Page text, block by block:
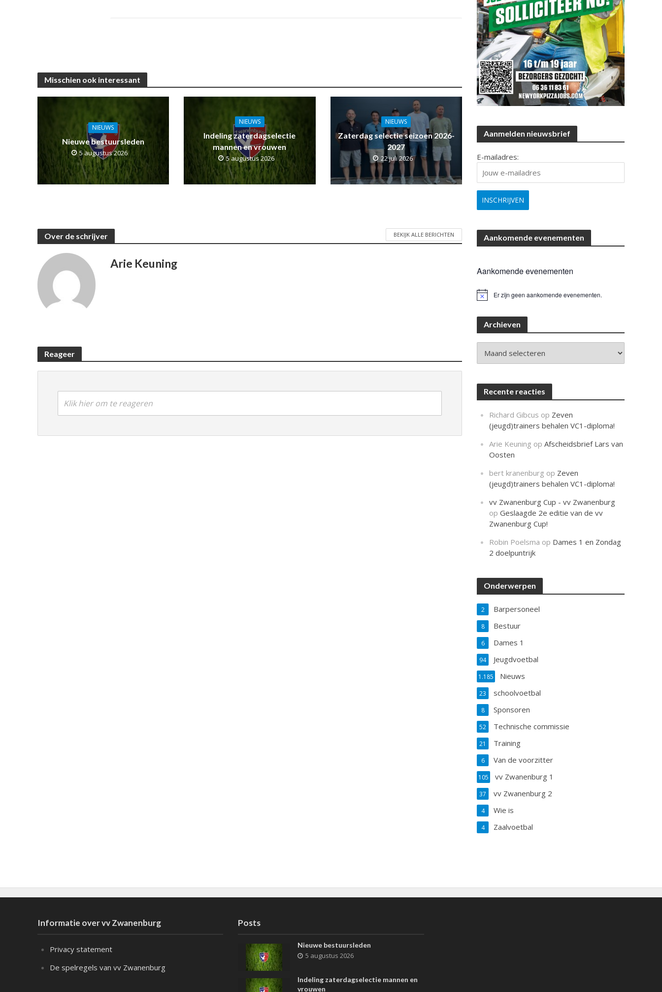
Misschien ook interessant
NIEUWS
Nieuwe bestuursleden
5 augustus 2026
NIEUWS
Indeling zaterdagselectie
mannen en vrouwen
5 augustus 2026
NIEUWS
Zaterdag selectie seizoen 2026-
2027
22 juli 2026
Over de schrijver BEKIJK ALLE BERICHTEN
Arie Keuning
Reageer
Klik hier om te reageren
Aanmelden nieuwsbrief
E-mailadres:
Aankomende evenementen
Aankomende evenementen
B
t
Er zijn geen aankomende evenementen.
Archieven
Recente reacties
Richard Gibcus op Zeven
(jeugd)trainers behalen VC1-diploma!
Arie Keuning opAfscheidsbrief Lars van
Oosten
bert kranenburg op Zeven
(jeugd)trainers behalen VC1-diploma!
vv Zwanenburg Cup - vv Zwanenburg
opGeslaagde 2e editie van de vv
Zwanenburg Cup!
Robin Poelsma op Dames 1 en Zondag
2 doelpuntrijk
Onderwerpen
Barpersoneel
2
Bestuur
8
Dames 1
6
Jeugdvoetbal
94
Nieuws
1.185
schoolvoetbal
23
Sponsoren
8
Technische commissie
52
Training
21
Van de voorzitter
6
vv Zwanenburg 1
105
vv Zwanenburg 2
37
Wie is
4
Zaalvoetbal
4
Informatie over vv Zwanenburg
Privacy statement
De spelregels van vv Zwanenburg
Posts
Nieuwe bestuursleden
5 augustus 2026
Indeling zaterdagselectie mannen en
vrouwen